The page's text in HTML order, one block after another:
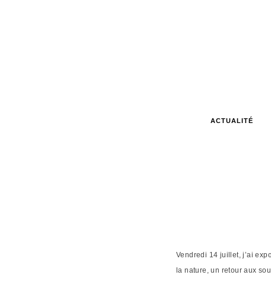
ACTUALITÉ
Vendredi 14 juillet, j’ai
la nature, un retour aux